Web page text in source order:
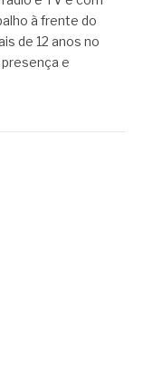
à frente do
de 12 anos no
e